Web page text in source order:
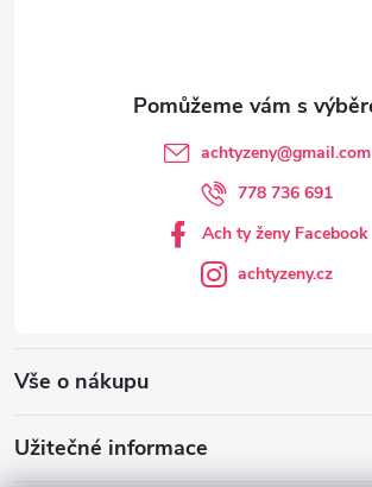
Vše o nákupu
Užitečné informace
achtyzeny@gmail.com
778 736 691
Ach ty ženy Facebook
achtyzeny.cz